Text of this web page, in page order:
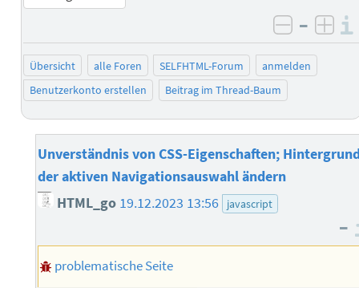
negativ
–
Übersicht alle Foren SELFHTML-Forum
anmelden
Benutzerkonto erstellen
Beitrag im Thread-Baum
Unverständnis von CSS-Eigenschaften;
der aktiven Navigationsauswahl ändern
HTML_go 19.12.2023 13:56 javascript
–
problematische Seite